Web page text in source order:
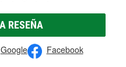
RESEÑA
Google Facebook